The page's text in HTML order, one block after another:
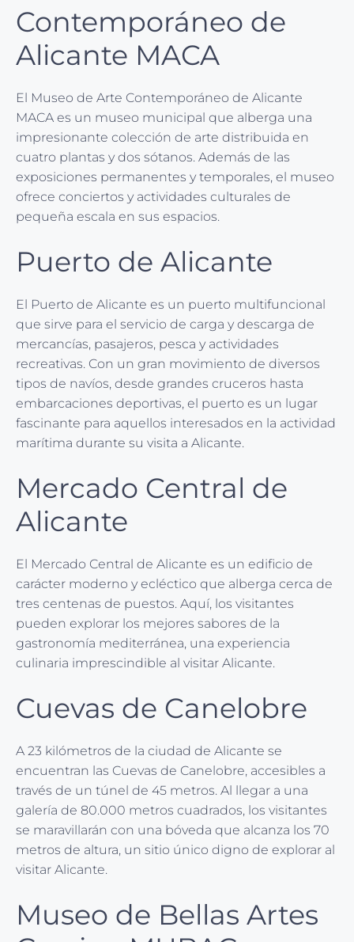
Contemporáneo de
Alicante MACA
El Museo de Arte Contemporáneo de Alicante
MACA es un museo municipal que alberga una
impresionante colección de arte distribuida en
cuatro plantas y dos sótanos. Además de las
exposiciones permanentes y temporales, el museo
ofrece conciertos y actividades culturales de
pequeña escala en sus espacios.
Puerto de Alicante
El Puerto de Alicante es un puerto multifuncional
que sirve para el servicio de carga y descarga de
mercancías, pasajeros, pesca y actividades
recreativas. Con un gran movimiento de diversos
tipos de navíos, desde grandes cruceros hasta
embarcaciones deportivas, el puerto es un lugar
fascinante para aquellos interesados en la actividad
marítima durante su visita a Alicante.
Mercado Central de
Alicante
El Mercado Central de Alicante es un edificio de
carácter moderno y ecléctico que alberga cerca de
tres centenas de puestos. Aquí, los visitantes
pueden explorar los mejores sabores de la
gastronomía mediterránea, una experiencia
culinaria imprescindible al visitar Alicante.
Cuevas de Canelobre
A 23 kilómetros de la ciudad de Alicante se
encuentran las Cuevas de Canelobre, accesibles a
través de un túnel de 45 metros. Al llegar a una
galería de 80.000 metros cuadrados, los visitantes
se maravillarán con una bóveda que alcanza los 70
metros de altura, un sitio único digno de explorar al
visitar Alicante.
Museo de Bellas Artes